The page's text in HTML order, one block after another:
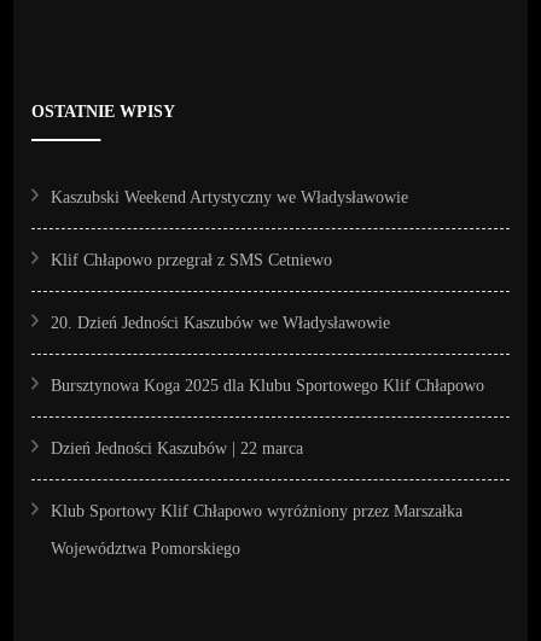
OSTATNIE WPISY
Kaszubski Weekend Artystyczny we Władysławowie
Klif Chłapowo przegrał z SMS Cetniewo
20. Dzień Jedności Kaszubów we Władysławowie
Bursztynowa Koga 2025 dla Klubu Sportowego Klif Chłapowo
Dzień Jedności Kaszubów | 22 marca
Klub Sportowy Klif Chłapowo wyróżniony przez Marszałka
Województwa Pomorskiego